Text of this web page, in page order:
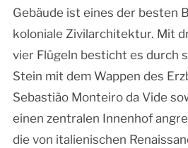
Gebäude ist eines der besten
koloniale Zivilarchitektur. Mit
vier Flügeln besticht es durch
Stein mit dem Wappen des
Sebastião Monteiro da Vide
einen zentralen Innenhof
die von italienischen